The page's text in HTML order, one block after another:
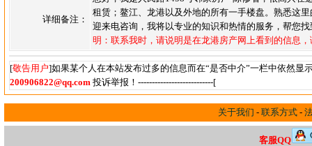
详细备注：
租赁；鳌江、龙港以及外地的所有一手楼盘。熟悉这
迎来电咨询，我将以专业的知识和热情的服务，帮您
明：联系我时，请说明是在龙港房产网上看到的信息
[敬告用户]如果某个人在本站发布过多的信息而在“是否中介”一栏中依然显
200906822@qq.com 投诉举报！---------------------------[
关于我们 -联系方式 -
客服QQ